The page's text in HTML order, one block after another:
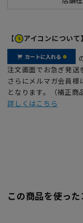
【 アイコンについて】
注文画面でお急ぎ発送
さらにメルマガ会員
となります。（補正商
詳しくはこちら
この商品を使っ